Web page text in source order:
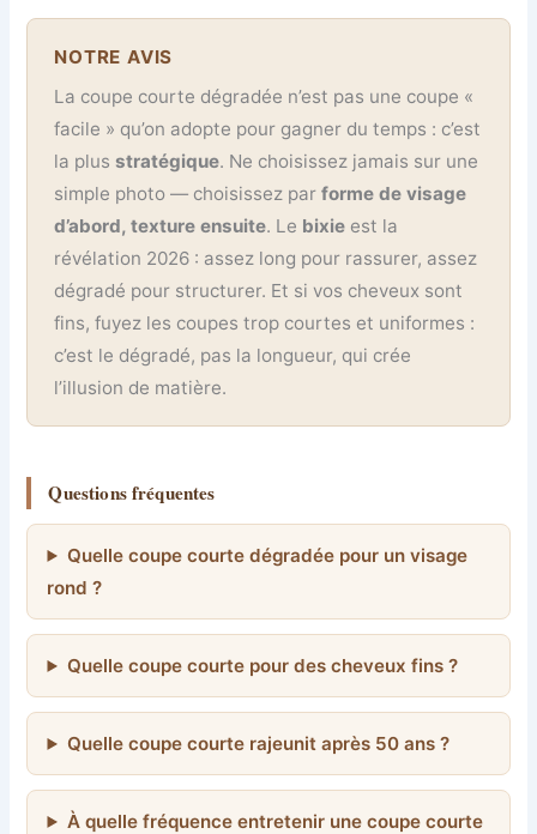
NOTRE AVIS
La coupe courte dégradée n’est pas une coupe «
facile » qu’on adopte pour gagner du temps : c’est
la plus stratégique. Ne choisissez jamais sur une
simple photo — choisissez parforme de visage
d’abord, texture ensuite. Le bixie est la
révélation 2026 : assez long pour rassurer, assez
dégradé pour structurer. Et si vos cheveux sont
fins, fuyez les coupes trop courtes et uniformes :
c’est le dégradé, pas la longueur, qui crée
l’illusion de matière.
Questions fréquentes
Quelle coupe courte dégradée pour un visage
rond ?
Quelle coupe courte pour des cheveux fins ?
Quelle coupe courte rajeunit après 50 ans ?
À quelle fréquence entretenir une coupe courte